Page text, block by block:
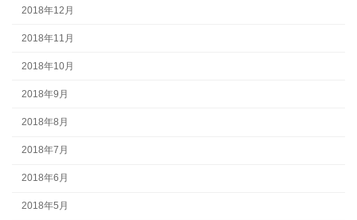
2018年12月
2018年11月
2018年10月
2018年9月
2018年8月
2018年7月
2018年6月
2018年5月